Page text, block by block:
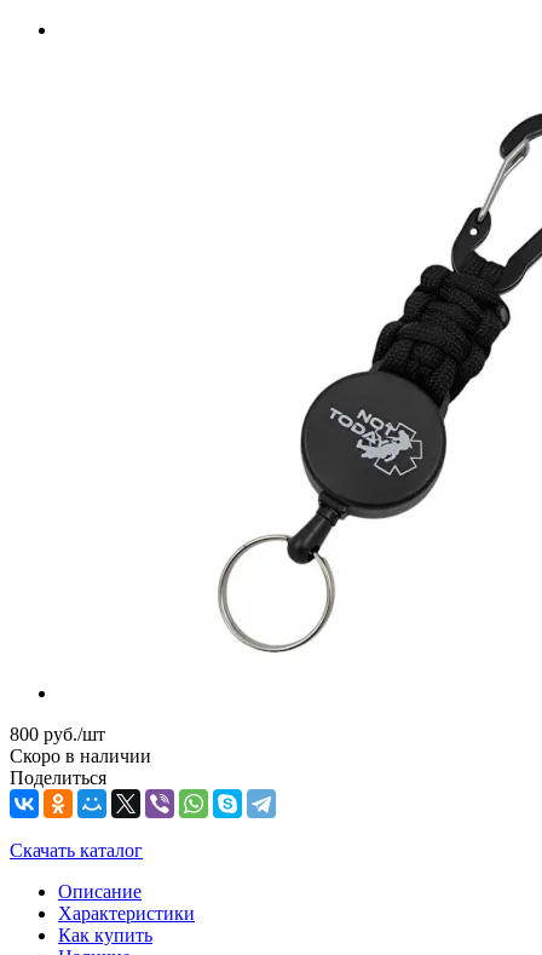
800 руб./шт
Скоро в наличии
Поделиться
Скачать каталог
Описание
Характеристики
Как купить